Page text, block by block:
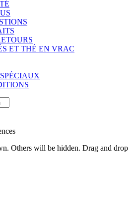
ET THÉ EN VRAC
Others will be hidden. Drag and drop